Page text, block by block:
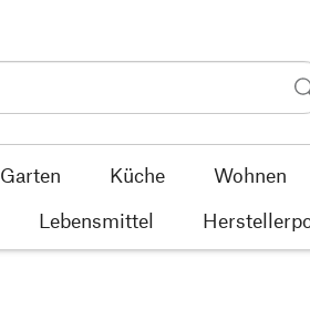
Garten Küche Wohnen
Lebensmittel